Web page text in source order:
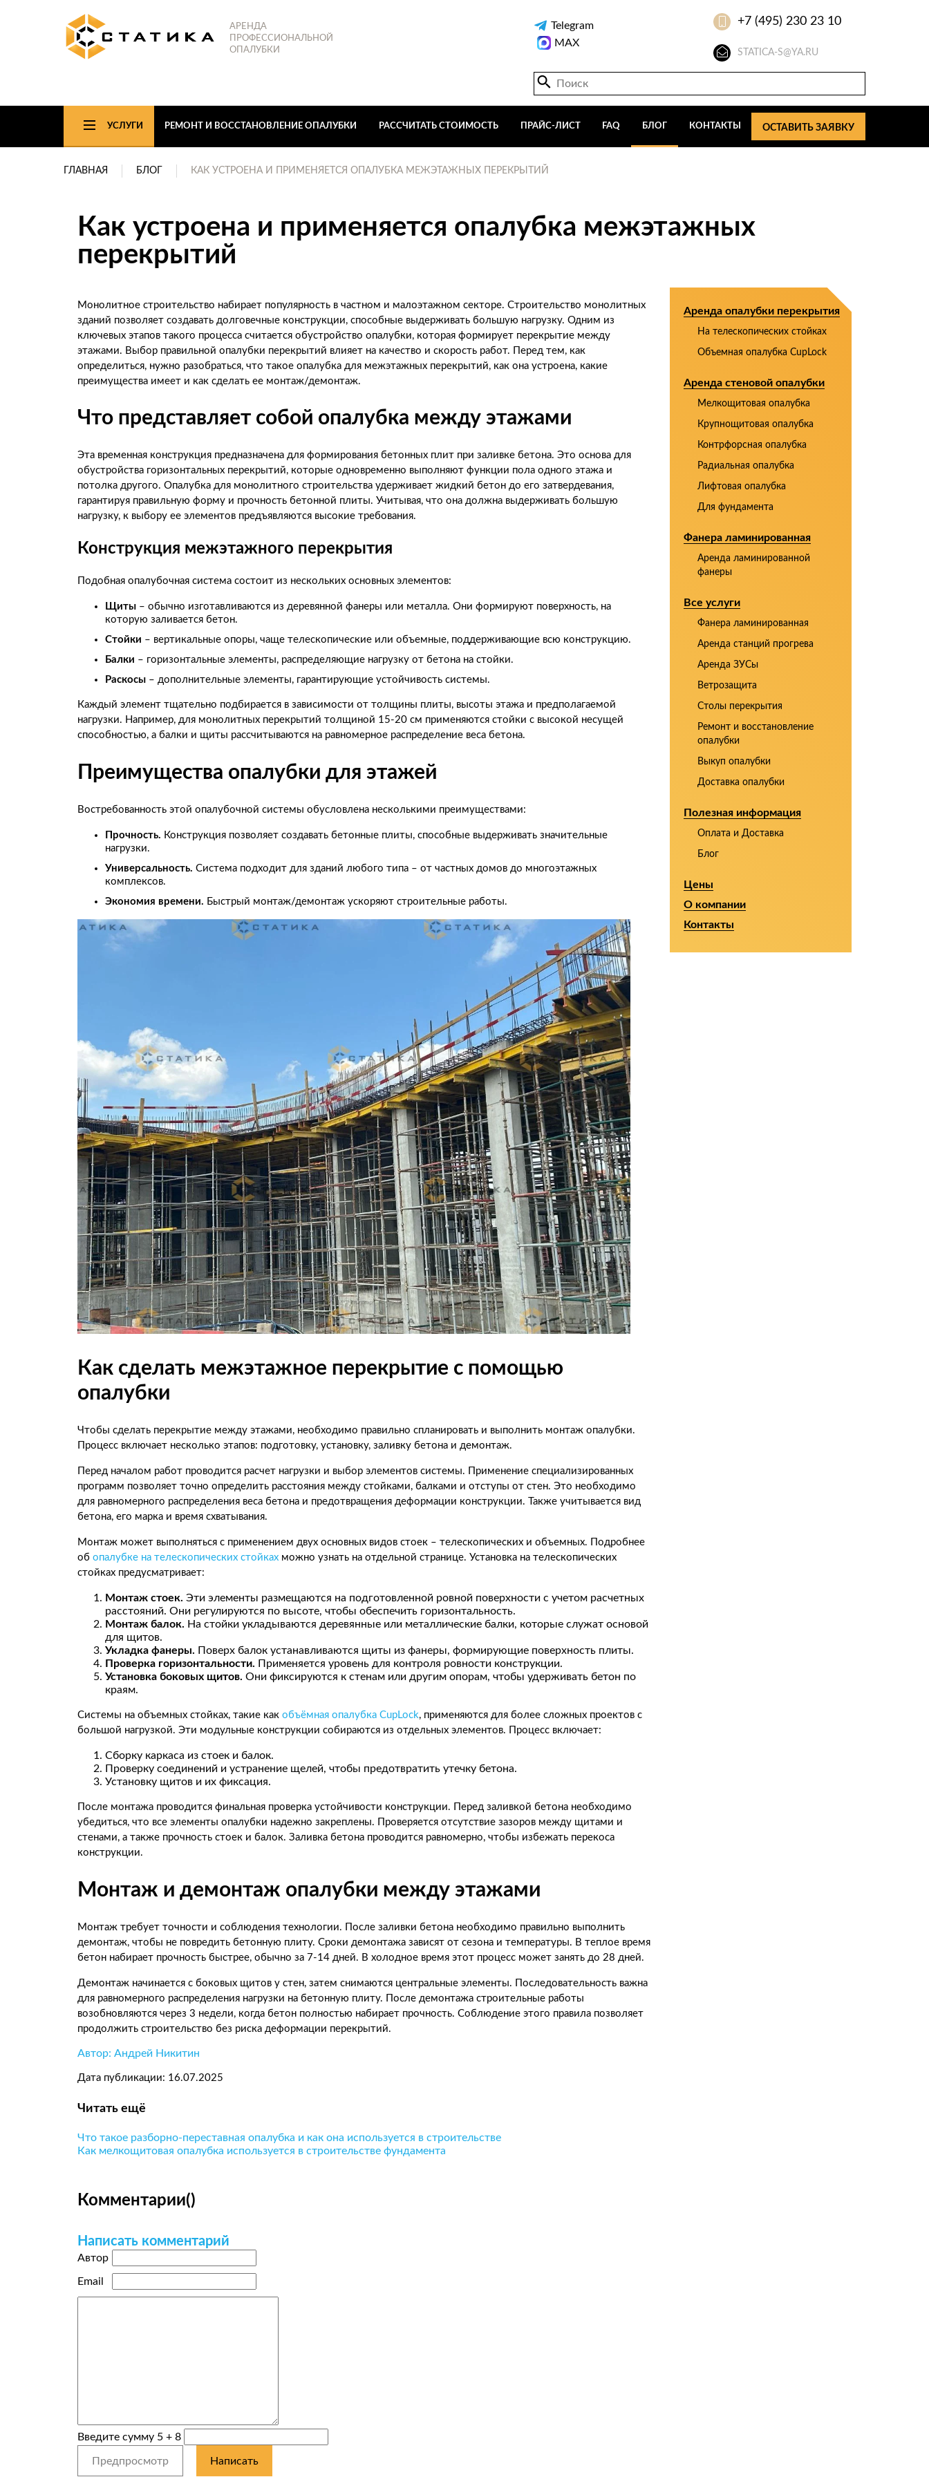
АРЕНДА
ПРОФЕССИОНАЛЬНОЙ
ОПАЛУБКИ
Telegram
MAX
+7 (495) 230 23 10
STATICA-S@YA.RU
УСЛУГИ РЕМОНТ И ВОССТАНОВЛЕНИЕ ОПАЛУБКИ РАССЧИТАТЬ СТОИМОСТЬ ПРАЙС-ЛИСТ FAQ БЛОГ КОНТАКТЫ ОСТАВИТЬ ЗАЯВКУ
ГЛАВНАЯ БЛОГ КАК УСТРОЕНА И ПРИМЕНЯЕТСЯ ОПАЛУБКА МЕЖЭТАЖНЫХ ПЕРЕКРЫТИЙ
Как устроена и применяется опалубка межэтажных
перекрытий
Монолитное строительство набирает популярность в частном и малоэтажном секторе. Строительство монолитных
зданий позволяет создавать долговечные конструкции, способные выдерживать большую нагрузку. Одним из
ключевых этапов такого процесса считается обустройство опалубки, которая формирует перекрытие между
этажами. Выбор правильной опалубки перекрытий влияет на качество и скорость работ. Перед тем, как
определиться, нужно разобраться, что такое опалубка для межэтажных перекрытий, как она устроена, какие
преимущества имеет и как сделать ее монтаж/демонтаж.
Что представляет собой опалубка между этажами
Эта временная конструкция предназначена для формирования бетонных плит при заливке бетона. Это основа для
обустройства горизонтальных перекрытий, которые одновременно выполняют функции пола одного этажа и
потолка другого. Опалубка для монолитного строительства удерживает жидкий бетон до его затвердевания,
гарантируя правильную форму и прочность бетонной плиты. Учитывая, что она должна выдерживать большую
нагрузку, к выбору ее элементов предъявляются высокие требования.
Конструкция межэтажного перекрытия
Подобная опалубочная система состоит из нескольких основных элементов:
Щиты – обычно изготавливаются из деревянной фанеры или металла. Они формируют поверхность, на
которую заливается бетон.
Стойки – вертикальные опоры, чаще телескопические или объемные, поддерживающие всю конструкцию.
Балки – горизонтальные элементы, распределяющие нагрузку от бетона на стойки.
Раскосы – дополнительные элементы, гарантирующие устойчивость системы.
Каждый элемент тщательно подбирается в зависимости от толщины плиты, высоты этажа и предполагаемой
нагрузки. Например, для монолитных перекрытий толщиной 15-20 см применяются стойки с высокой несущей
способностью, а балки и щиты рассчитываются на равномерное распределение веса бетона.
Преимущества опалубки для этажей
Востребованность этой опалубочной системы обусловлена несколькими преимуществами:
Прочность. Конструкция позволяет создавать бетонные плиты, способные выдерживать значительные
нагрузки.
Универсальность. Система подходит для зданий любого типа – от частных домов до многоэтажных
комплексов.
Экономия времени. Быстрый монтаж/демонтаж ускоряют строительные работы.
Как сделать межэтажное перекрытие с помощью
опалубки
Чтобы сделать перекрытие между этажами, необходимо правильно спланировать и выполнить монтаж опалубки.
Процесс включает несколько этапов: подготовку, установку, заливку бетона и демонтаж.
Перед началом работ проводится расчет нагрузки и выбор элементов системы. Применение специализированных
программ позволяет точно определить расстояния между стойками, балками и отступы от стен. Это необходимо
для равномерного распределения веса бетона и предотвращения деформации конструкции. Также учитывается вид
бетона, его марка и время схватывания.
Монтаж может выполняться с применением двух основных видов стоек – телескопических и объемных. Подробнее
об опалубке на телескопических стойках можно узнать на отдельной странице. Установка на телескопических
стойках предусматривает:
Монтаж стоек. Эти элементы размещаются на подготовленной ровной поверхности с учетом расчетных
расстояний. Они регулируются по высоте, чтобы обеспечить горизонтальность.
Монтаж балок. На стойки укладываются деревянные или металлические балки, которые служат основой
для щитов.
Укладка фанеры. Поверх балок устанавливаются щиты из фанеры, формирующие поверхность плиты.
Проверка горизонтальности. Применяется уровень для контроля ровности конструкции.
Установка боковых щитов. Они фиксируются к стенам или другим опорам, чтобы удерживать бетон по
краям.
Системы на объемных стойках, такие как объёмная опалубка CupLock, применяются для более сложных проектов с
большой нагрузкой. Эти модульные конструкции собираются из отдельных элементов. Процесс включает:
Сборку каркаса из стоек и балок.
Проверку соединений и устранение щелей, чтобы предотвратить утечку бетона.
Установку щитов и их фиксация.
После монтажа проводится финальная проверка устойчивости конструкции. Перед заливкой бетона необходимо
убедиться, что все элементы опалубки надежно закреплены. Проверяется отсутствие зазоров между щитами и
стенами, а также прочность стоек и балок. Заливка бетона проводится равномерно, чтобы избежать перекоса
конструкции.
Монтаж и демонтаж опалубки между этажами
Монтаж требует точности и соблюдения технологии. После заливки бетона необходимо правильно выполнить
демонтаж, чтобы не повредить бетонную плиту. Сроки демонтажа зависят от сезона и температуры. В теплое время
бетон набирает прочность быстрее, обычно за 7-14 дней. В холодное время этот процесс может занять до 28 дней.
Демонтаж начинается с боковых щитов у стен, затем снимаются центральные элементы. Последовательность важна
для равномерного распределения нагрузки на бетонную плиту. После демонтажа строительные работы
возобновляются через 3 недели, когда бетон полностью набирает прочность. Соблюдение этого правила позволяет
продолжить строительство без риска деформации перекрытий.
Автор: Андрей Никитин
Дата публикации: 16.07.2025
Читать ещё
Что такое разборно-переставная опалубка и как она используется в строительстве
Как мелкощитовая опалубка используется в строительстве фундамента
Комментарии()
Написать комментарий
Автор
Email
Введите сумму 5 + 8
Аренда опалубки перекрытия
На телескопических стойках
Объемная опалубка CupLock
Аренда стеновой опалубки
Мелкощитовая опалубка
Крупнощитовая опалубка
Контрфорсная опалубка
Радиальная опалубка
Лифтовая опалубка
Для фундамента
Фанера ламинированная
Аренда ламинированной
фанеры
Все услуги
Фанера ламинированная
Аренда станций прогрева
Аренда ЗУСы
Ветрозащита
Столы перекрытия
Ремонт и восстановление
опалубки
Выкуп опалубки
Доставка опалубки
Полезная информация
Оплата и Доставка
Блог
Цены
О компании
Контакты